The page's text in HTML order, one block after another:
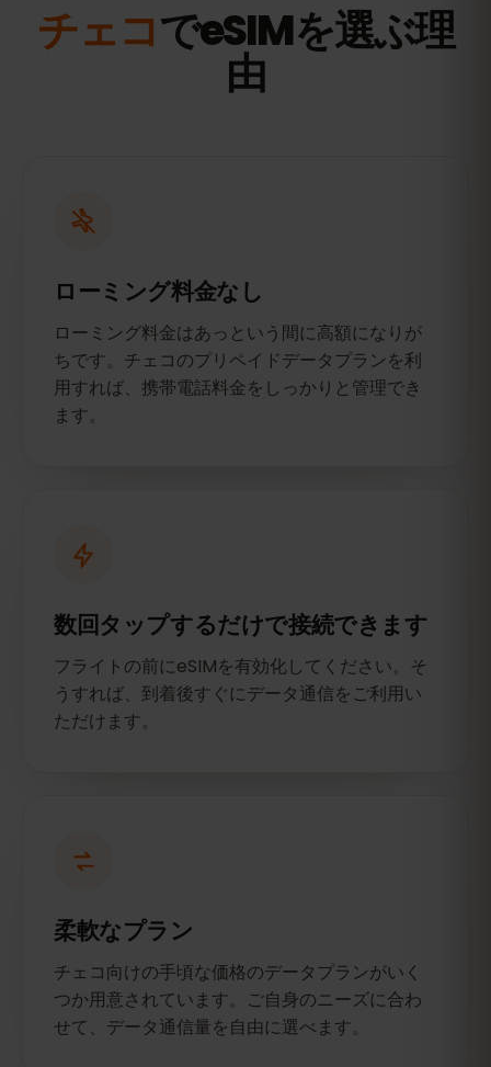
チェコでeSIMを選ぶ理
由
ローミング料金なし
ローミング料金はあっという間に高額になりが
ちです。チェコのプリペイドデータプランを利
用すれば、携帯電話料金をしっかりと管理でき
ます。
数回タップするだけで接続できます
フライトの前にeSIMを有効化してください。そ
うすれば、到着後すぐにデータ通信をご利用い
ただけます。
柔軟なプラン
チェコ向けの手頃な価格のデータプランがいく
つか用意されています。ご自身のニーズに合わ
せて、データ通信量を自由に選べます。